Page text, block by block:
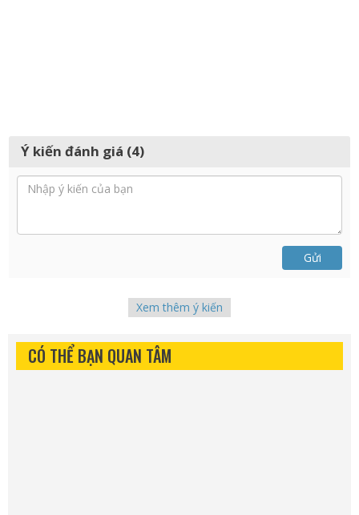
Ý kiến đánh giá (4)
Gửi
Xem thêm ý kiến
CÓ THỂ BẠN QUAN TÂM